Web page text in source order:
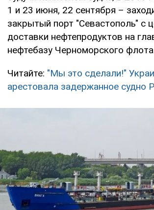
1 и 23 июня, 22 сентября –
закрытый порт "Севастополь" с
доставки нефтепродуктов на
нефтебазу Черноморского
Читайте: "Мы это сделали!"
арестовала задержанное судно